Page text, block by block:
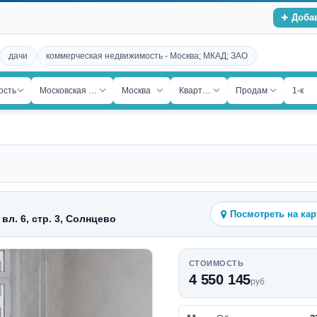
дачи коммерческая недвижимость - Москва; МКАД; ЗАО
Московская обл. Москва Квартира Продам 1-к
6, стр. 3, Солнцево Посмотреть на
СТОИМОСТЬ
4 550 145руб